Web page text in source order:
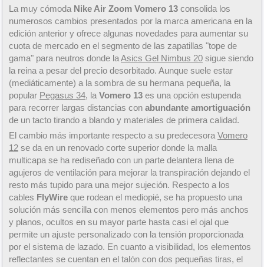
La muy cómoda Nike Air Zoom Vomero 13 consolida los
numerosos cambios presentados por la marca americana en la
edición anterior y ofrece algunas novedades para aumentar su
cuota de mercado en el segmento de las zapatillas "tope de
gama" para neutros donde laAsics Gel Nimbus 20 sigue siendo
la reina a pesar del precio desorbitado. Aunque suele estar
(mediáticamente) a la sombra de su hermana pequeña, la
popular Pegasus 34, la Vomero 13 es una opción estupenda
para recorrer largas distancias con abundante amortiguación
de un tacto tirando a blando y materiales de primera calidad.
El cambio más importante respecto a su predecesora Vomero
12 se da en un renovado corte superior donde la malla
multicapa se ha rediseñado con un parte delantera llena de
agujeros de ventilación para mejorar la transpiración dejando el
resto más tupido para una mejor sujeción. Respecto a los
cables FlyWire que rodean el mediopié, se ha propuesto una
solución más sencilla con menos elementos pero más anchos
y planos, ocultos en su mayor parte hasta casi el ojal que
permite un ajuste personalizado con la tensión proporcionada
por el sistema de lazado. En cuanto a visibilidad, los elementos
reflectantes se cuentan en el talón con dos pequeñas tiras, el